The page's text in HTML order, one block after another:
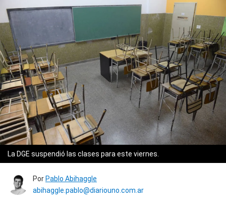
La DGE suspendió las clases para este viernes.
Por Pablo Abihaggle
abihaggle.pablo@diariouno.com.ar